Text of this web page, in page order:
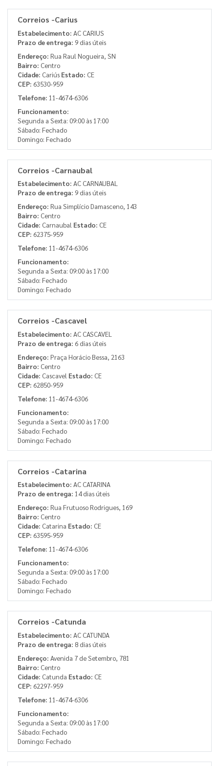
Correios -Carius
Estabelecimento: AC CARIUS
Prazo de entrega: 9 dias úteis
Endereço: Rua Raul Nogueira, SN
Bairro: Centro
Cidade: Cariús Estado: CE
CEP: 63530-959
Telefone: 11-4674-6306
Funcionamento:
Segunda a Sexta: 09:00 às 17:00
Sábado: Fechado
Domingo: Fechado
Correios -Carnaubal
Estabelecimento: AC CARNAUBAL
Prazo de entrega: 9 dias úteis
Endereço: Rua Simplício Damasceno, 143
Bairro: Centro
Cidade: Carnaubal Estado: CE
CEP: 62375-959
Telefone: 11-4674-6306
Funcionamento:
Segunda a Sexta: 09:00 às 17:00
Sábado: Fechado
Domingo: Fechado
Correios -Cascavel
Estabelecimento: AC CASCAVEL
Prazo de entrega: 6 dias úteis
Endereço: Praça Horácio Bessa, 2163
Bairro: Centro
Cidade: Cascavel Estado: CE
CEP: 62850-959
Telefone: 11-4674-6306
Funcionamento:
Segunda a Sexta: 09:00 às 17:00
Sábado: Fechado
Domingo: Fechado
Correios -Catarina
Estabelecimento: AC CATARINA
Prazo de entrega: 14 dias úteis
Endereço: Rua Frutuoso Rodrigues, 169
Bairro: Centro
Cidade: Catarina Estado: CE
CEP: 63595-959
Telefone: 11-4674-6306
Funcionamento:
Segunda a Sexta: 09:00 às 17:00
Sábado: Fechado
Domingo: Fechado
Correios -Catunda
Estabelecimento: AC CATUNDA
Prazo de entrega: 8 dias úteis
Endereço: Avenida 7 de Setembro, 781
Bairro: Centro
Cidade: Catunda Estado: CE
CEP: 62297-959
Telefone: 11-4674-6306
Funcionamento:
Segunda a Sexta: 09:00 às 17:00
Sábado: Fechado
Domingo: Fechado